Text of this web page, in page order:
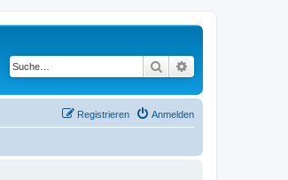
Suche
Anmelden
Registrieren